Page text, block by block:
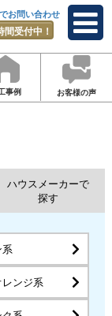
お問い合わせ
間受付中！
事例 お客様の声
ハウスメーカーで
探す
系
ンジ系